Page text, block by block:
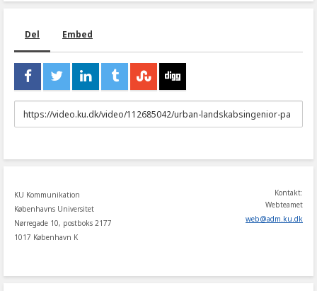
Del Embed
URL
to
KU Kommunikation
Københavns Universitet
Nørregade 10, postboks 2177
1017 København K
Kontakt:
Webteamet
web@adm.ku.dk